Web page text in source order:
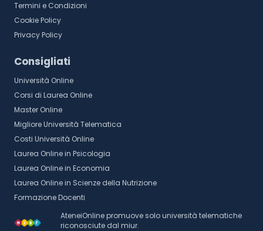
Termini e Condizioni
Cookie Policy
Privacy Policy
Consigliati
Università Online
Corsi di Laurea Online
Master Online
Migliore Università Telematica
Costi Università Online
Laurea Online in Psicologia
Laurea Online in Economia
Laurea Online in Scienze della Nutrizione
Formazione Docenti
AteneiOnline promuove solo università telematiche
riconosciute dal miur.